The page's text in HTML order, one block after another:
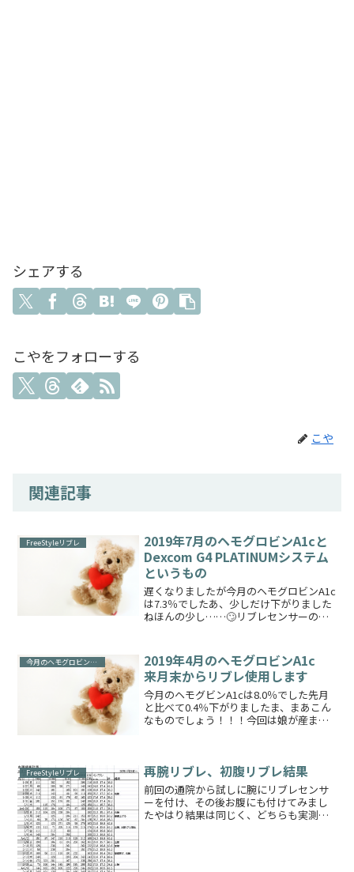
シェアする
こやをフォローする
こや
関連記事
FreeStyleリブレ
2019年7月のヘモグロビンA1cと
Dexcom G4 PLATINUMシステム
というもの
遅くなりましたが今月のヘモグロビンA1c
は7.3％でしたあ、少しだけ下がりました
ねほんの少し……🙄リブレセンサーの値
い傾向、との情報ですそうだとすれば手
段は一つですね次...
今月のヘモグロビンA1c
2019年4月のヘモグロビンA1c
来月末からリブレ使用します
今月のヘモグビンA1cは8.0％でした先月
と比べて0.4％下がりましたま、まあこん
なものでしょう！！！今回は娘が産まれ
した(笑)これ...
FreeStyleリブレ 再腕リブレ、初腹リブレ結果
前回の通院から試しに腕にリブレセンサ
ーを付け、その後お腹にも付けてみまし
たやはり結果は同じく、どちらも実測値